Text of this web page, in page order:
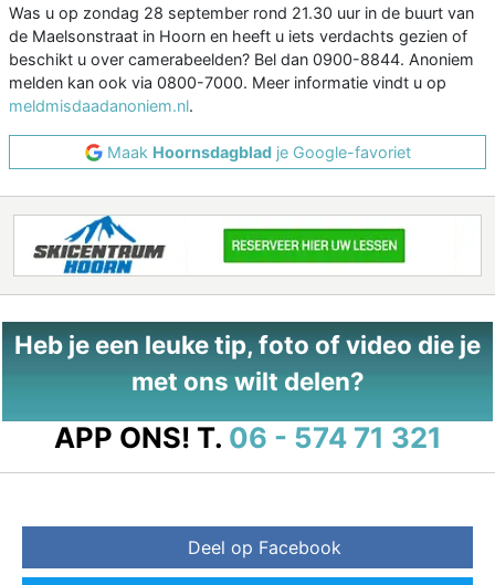
Was u op zondag 28 september rond 21.30 uur in de buurt van
de Maelsonstraat in Hoorn en heeft u iets verdachts gezien of
beschikt u over camerabeelden? Bel dan 0900-8844. Anoniem
melden kan ook via 0800-7000. Meer informatie vindt u op
meldmisdaadanoniem.nl.
Maak Hoornsdagbladje Google-favoriet
Heb je een leuke tip, foto of video die je
met ons wilt delen?
APP ONS! T. 06 - 574 71 321
Deel op Facebook